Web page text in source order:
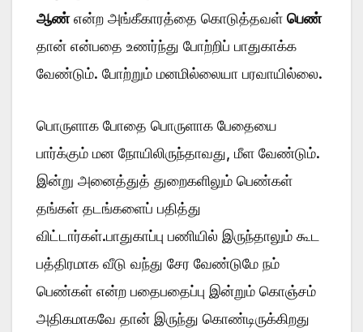
ஆண்என்ற அங்கீகாரத்தை கொடுத்தவள் பெண்
தான் என்பதை உணர்ந்து போற்றிப் பாதுகாக்க
வேண்டும். போற்றும் மனமில்லையா பரவாயில்லை.
பொருளாக போதை பொருளாக பேதையை
பார்க்கும் மன நோயிலிருந்தாவது, மீள வேண்டும்.
இன்று அனைத்துத் துறைகளிலும் பெண்கள்
தங்கள் தடங்களைப் பதித்து
விட்டார்கள்.பாதுகாப்பு பணியில் இருந்தாலும் கூட
பத்திரமாக வீடு வந்து சேர வேண்டுமே நம்
பெண்கள் என்ற பதைபதைப்பு இன்றும் கொஞ்சம்
அதிகமாகவே தான் இருந்து கொண்டிருக்கிறது